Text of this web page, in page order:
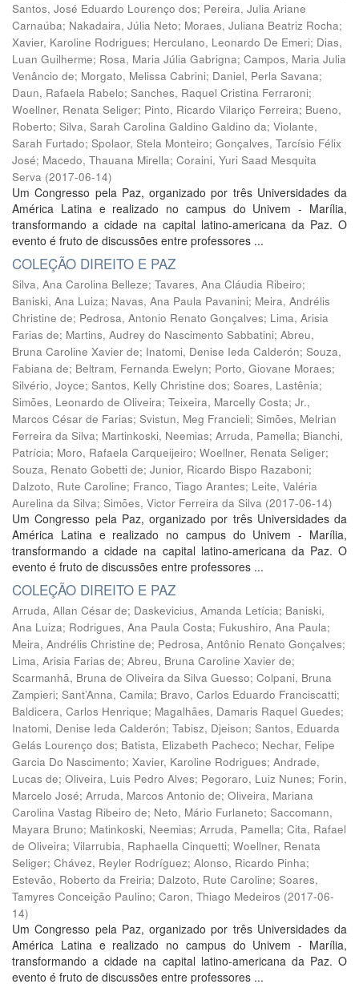
Santos, José Eduardo Lourenço dos; Pereira, Julia Ariane
Carnaúba; Nakadaira, Júlia Neto; Moraes, Juliana Beatriz Rocha;
Xavier, Karoline Rodrigues; Herculano, Leonardo De Emeri; Dias,
Luan Guilherme; Rosa, Maria Júlia Gabrigna; Campos, Maria Julia
Venâncio de; Morgato, Melissa Cabrini; Daniel, Perla Savana;
Daun, Rafaela Rabelo; Sanches, Raquel Cristina Ferraroni;
Woellner, Renata Seliger; Pinto, Ricardo Vilariço Ferreira; Bueno,
Roberto; Silva, Sarah Carolina Galdino Galdino da; Violante,
Sarah Furtado; Spolaor, Stela Monteiro; Gonçalves, Tarcísio Félix
José; Macedo, Thauana Mirella; Coraini, Yuri Saad Mesquita
Serva (2017-06-14)
Um Congresso pela Paz, organizado por três Universidades da
América Latina e realizado no campus do Univem - Marília,
transformando a cidade na capital latino-americana da Paz. O
evento é fruto de discussões entre professores ...
COLEÇÃO DIREITO E PAZ
Silva, Ana Carolina Belleze; Tavares, Ana Cláudia Ribeiro;
Baniski, Ana Luiza; Navas, Ana Paula Pavanini; Meira, Andrélis
Christine de; Pedrosa, Antonio Renato Gonçalves; Lima, Arisia
Farias de; Martins, Audrey do Nascimento Sabbatini; Abreu,
Bruna Caroline Xavier de; Inatomi, Denise Ieda Calderón; Souza,
Fabiana de; Beltram, Fernanda Ewelyn; Porto, Giovane Moraes;
Silvério, Joyce; Santos, Kelly Christine dos; Soares, Lastênia;
Simões, Leonardo de Oliveira; Teixeira, Marcelly Costa; Jr.,
Marcos César de Farias; Svistun, Meg Francieli; Simões, Melrian
Ferreira da Silva; Martinkoski, Neemias; Arruda, Pamella; Bianchi,
Patrícia; Moro, Rafaela Carqueijeiro; Woellner, Renata Seliger;
Souza, Renato Gobetti de; Junior, Ricardo Bispo Razaboni;
Dalzoto, Rute Caroline; Franco, Tiago Arantes; Leite, Valéria
Aurelina da Silva; Simões, Victor Ferreira da Silva (2017-06-14)
Um Congresso pela Paz, organizado por três Universidades da
América Latina e realizado no campus do Univem - Marília,
transformando a cidade na capital latino-americana da Paz. O
evento é fruto de discussões entre professores ...
COLEÇÃO DIREITO E PAZ
Arruda, Allan César de; Daskevicius, Amanda Letícia; Baniski,
Ana Luiza; Rodrigues, Ana Paula Costa; Fukushiro, Ana Paula;
Meira, Andrélis Christine de; Pedrosa, Antônio Renato Gonçalves;
Lima, Arisia Farias de; Abreu, Bruna Caroline Xavier de;
Scarmanhã, Bruna de Oliveira da Silva Guesso; Colpani, Bruna
Zampieri; Sant’Anna, Camila; Bravo, Carlos Eduardo Franciscatti;
Baldicera, Carlos Henrique; Magalhães, Damaris Raquel Guedes;
Inatomi, Denise Ieda Calderón; Tabisz, Djeison; Santos, Eduarda
Gelás Lourenço dos; Batista, Elizabeth Pacheco; Nechar, Felipe
Garcia Do Nascimento; Xavier, Karoline Rodrigues; Andrade,
Lucas de; Oliveira, Luis Pedro Alves; Pegoraro, Luiz Nunes; Forin,
Marcelo José; Arruda, Marcos Antonio de; Oliveira, Mariana
Carolina Vastag Ribeiro de; Neto, Mário Furlaneto; Saccomann,
Mayara Bruno; Matinkoski, Neemias; Arruda, Pamella; Cita, Rafael
de Oliveira; Vilarrubia, Raphaella Cinquetti; Woellner, Renata
Seliger; Chávez, Reyler Rodríguez; Alonso, Ricardo Pinha;
Estevão, Roberto da Freiria; Dalzoto, Rute Caroline; Soares,
Tamyres Conceição Paulino; Caron, Thiago Medeiros (2017-06-
14)
Um Congresso pela Paz, organizado por três Universidades da
América Latina e realizado no campus do Univem - Marília,
transformando a cidade na capital latino-americana da Paz. O
evento é fruto de discussões entre professores ...